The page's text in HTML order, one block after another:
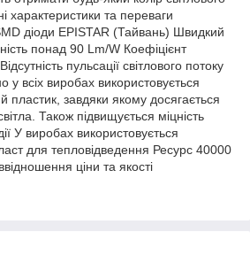
характеристики та переваги
діоди EPISTAR (Тайвань) Швидкий
понад 90 Lm/W Коефіцієнт
пульсації світлового потоку
у всіх виробах використовується
пластик, завдяки якому досягається
Також підвищується міцність
У виробах використовується
для тепловідведення Ресурс 40000
ціни та якості